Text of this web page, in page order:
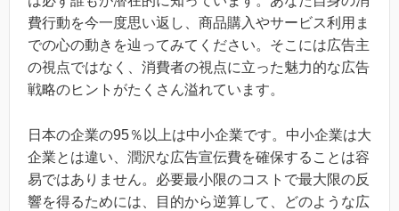
費行動を今一度思い返し、商品購入やサービス利用ま
での心の動きを辿ってみてください。そこには広告主
の視点ではなく、消費者の視点に立った魅力的な広告
戦略のヒントがたくさん溢れています。
日本の企業の95％以上は中小企業です。中小企業は大
企業とは違い、潤沢な広告宣伝費を確保することは容
易ではありません。必要最小限のコストで最大限の反
響を得るためには、目的から逆算して、どのような広